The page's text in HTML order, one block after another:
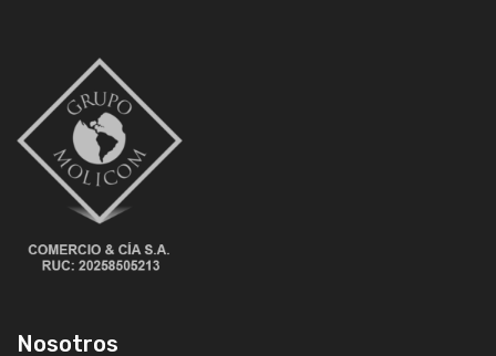
Nosotros